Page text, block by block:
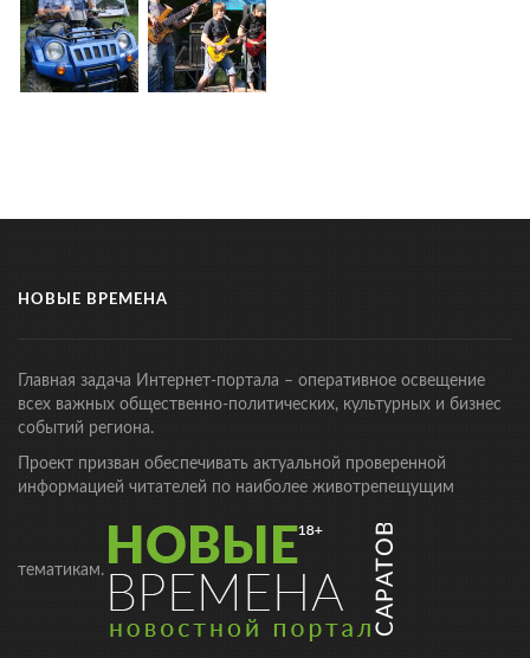
НОВЫЕ ВРЕМЕНА
Главная задача Интернет-портала – оперативное освещение
всех важных общественно-политических, культурных и бизнес
событий региона.
Проект призван обеспечивать актуальной проверенной
информацией читателей по наиболее животрепещущим
тематикам.